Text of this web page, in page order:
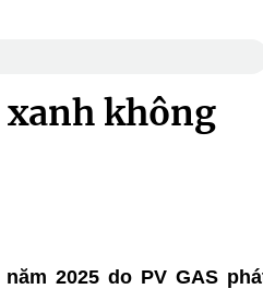
xanh không
2025 do PV GAS